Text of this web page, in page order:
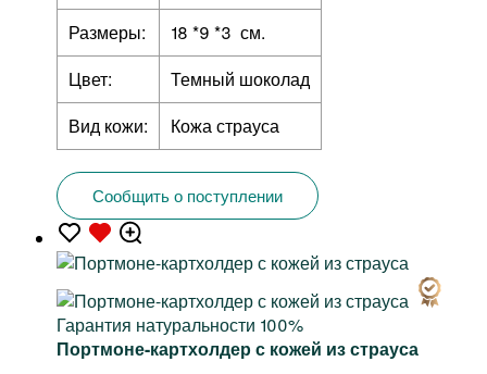
Размеры:
18 *9 *3 см.
Цвет:
Темный шоколад
Вид кожи:
Кожа страуса
Сообщить о поступлении
Гарантия натуральности 100%
Портмоне-картхолдер с кожей из страуса